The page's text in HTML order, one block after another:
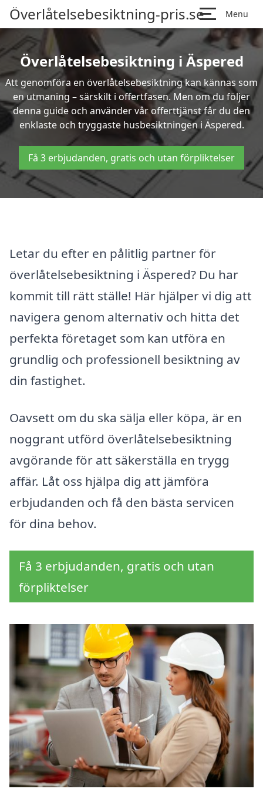
Överlåtelsebesiktning-pris.se Menu
Överlåtelsebesiktning i Äspered
Att genomföra en överlåtelsebesiktning kan kännas som
en utmaning – särskilt i offertfasen. Men om du följer
denna guide och använder vår offerttjänst får du den
enklaste och tryggaste husbesiktningen i Äspered.
Få 3 erbjudanden, gratis och utan förpliktelser
Letar du efter en pålitlig partner för
överlåtelsebesiktning i Äspered? Du har
kommit till rätt ställe! Här hjälper vi dig att
navigera genom alternativ och hitta det
perfekta företaget som kan utföra en
grundlig och professionell besiktning av
din fastighet.
Oavsett om du ska sälja eller köpa, är en
noggrant utförd överlåtelsebesiktning
avgörande för att säkerställa en trygg
affär. Låt oss hjälpa dig att jämföra
erbjudanden och få den bästa servicen
för dina behov.
Få 3 erbjudanden, gratis och utan
förpliktelser